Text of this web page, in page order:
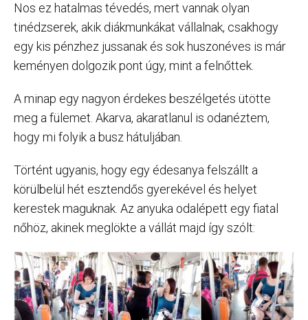
Nos ez hatalmas tévedés, mert vannak olyan
tinédzserek, akik diákmunkákat vállalnak, csakhogy
egy kis pénzhez jussanak és sok huszonéves is már
keményen dolgozik pont úgy, mint a felnőttek.
A minap egy nagyon érdekes beszélgetés ütötte
meg a fülemet. Akarva, akaratlanul is odanéztem,
hogy mi folyik a busz hátuljában.
Történt ugyanis, hogy egy édesanya felszállt a
körülbelül hét esztendős gyerekével és helyet
kerestek maguknak. Az anyuka odalépett egy fiatal
nőhöz, akinek meglökte a vállát majd így szólt: